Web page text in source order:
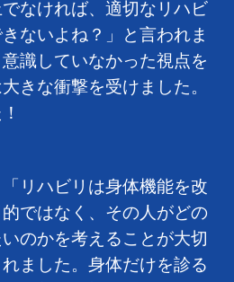
なければ、適切なリハビ
ないよね？」と言われま
識していなかった視点を
きな衝撃を受けました。
リハビリは身体機能を改
ではなく、その人がどの
のかを考えることが大切
ました。身体だけを診る